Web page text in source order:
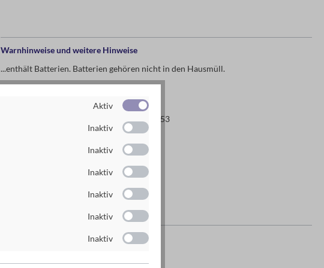
Warnhinweise und weitere Hinweise
...enthält Batterien. Batterien gehören nicht in den Hausmüll.
WEEE-Registrierungsnummer: DE 7361 4453
ohne Schnell-Ladefunktion
Kontaktdaten des Herstellers
Aktiv
Inaktiv
Inaktiv
Inaktiv
Inaktiv
Inaktiv
Inaktiv